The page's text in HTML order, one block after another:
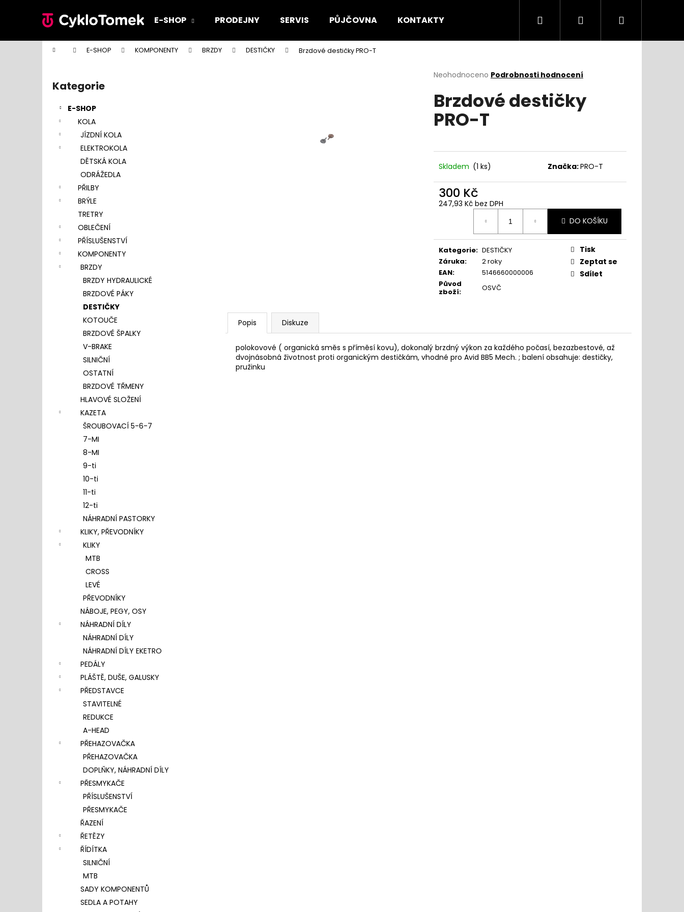
E-SHOP PRODEJNY SERVIS PŮJČOVNA KONTAKTY Hledat PřihlášeníNákupní
Domů E-SHOP KOMPONENTY BRZDY DESTIČKY Brzdové destičky PRO-T
Přeskočit
kategorie
Kategorie
E-SHOP
KOLA
JÍZDNÍ KOLA
ELEKTROKOLA
DĚTSKÁ KOLA
ODRÁŽEDLA
PŘILBY
BRÝLE
TRETRY
OBLEČENÍ
PŘÍSLUŠENSTVÍ
KOMPONENTY
BRZDY
BRZDY HYDRAULICKÉ
BRZDOVÉ PÁKY
DESTIČKY
KOTOUČE
BRZDOVÉ ŠPALKY
V-BRAKE
SILNIČNÍ
OSTATNÍ
BRZDOVÉ TŘMENY
HLAVOVÉ SLOŽENÍ
KAZETA
ŠROUBOVACÍ 5-6-7
7-MI
8-MI
9-ti
10-ti
11-ti
12-ti
NÁHRADNÍ PASTORKY
KLIKY, PŘEVODNÍKY
KLIKY
MTB
CROSS
LEVÉ
PŘEVODNÍKY
NÁBOJE, PEGY, OSY
NÁHRADNÍ DÍLY
NÁHRADNÍ DÍLY
NÁHRADNÍ DÍLY EKETRO
PEDÁLY
PLÁŠTĚ, DUŠE, GALUSKY
PŘEDSTAVCE
STAVITELNÉ
REDUKCE
A-HEAD
PŘEHAZOVAČKA
PŘEHAZOVAČKA
DOPLŇKY, NÁHRADNÍ DÍLY
PŘESMYKAČE
PŘÍSLUŠENSTVÍ
PŘESMYKAČE
ŘAZENÍ
ŘETĚZY
ŘÍDÍTKA
SILNIČNÍ
MTB
SADY KOMPONENTŮ
SEDLA A POTAHY
Průměrné
produktu
je
0,0
Neohodnoceno Podrobnosti hodnocení
Brzdové destičky
PRO-T
Skladem (1 ks) Značka:PRO-T
300 Kč
247,93 Kč bez DPH
DO KOŠÍKU
Kategorie: DESTIČKY
Záruka:
2 roky
EAN:
5146660000006
Původ
zboží: OSVČ
Tisk
Zeptat se
Sdílet
Popis Diskuze
polokovové ( organická směs s příměsí kovu), dokonalý brzdný výkon za každého počasí, bezazbestové, až
dvojnásobná životnost proti organickým destičkám, vhodné pro Avid BB5 Mech. ; balení obsahuje: destičky,
pružinku
í
Zpět
do
Zpět
do
Co potřebujete najít?
Doporučujeme